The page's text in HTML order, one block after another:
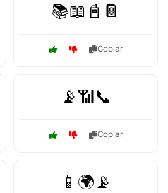
📚📖📓📔
Copiar
📡📶📞
Copiar
📱🌍📡